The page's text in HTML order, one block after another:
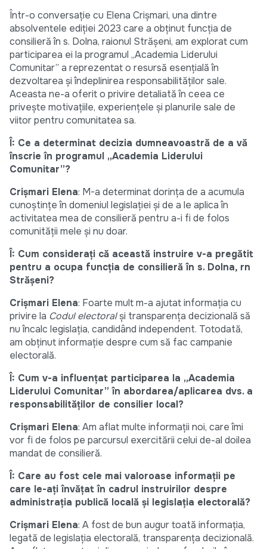
Într-o conversație cu Elena Crișmari, una dintre
absolventele ediției 2023 care a obținut funcția de
consilieră în s. Dolna, raionul Strășeni, am explorat cum
participarea ei la programul „Academia Liderului
Comunitar” a reprezentat o resursă esențială în
dezvoltarea și îndeplinirea responsabilităților sale.
Aceasta ne-a oferit o privire detaliată în ceea ce
privește motivațiile, experiențele și planurile sale de
viitor pentru comunitatea sa.
Î: Ce a determinat decizia dumneavoastră de a vă
înscrie în programul „Academia Liderului
Comunitar”?
Crișmari Elena: M-a determinat dorința de a acumula
cunoștințe în domeniul legislației și de a le aplica în
activitatea mea de consilieră pentru a-i fi de folos
comunității mele și nu doar.
Î: Cum considerați că această instruire v-a pregătit
pentru a ocupa funcția de consilieră în s. Dolna, rn
Strășeni?
Crișmari Elena: Foarte mult m-a ajutat informația cu
privire la Codul electoralși transparența decizională să
nu încalc legislația, candidând independent. Totodată,
am obținut informație despre cum să fac campanie
electorală.
Î: Cum v-a influențat participarea la „Academia
Liderului Comunitar” în abordarea/aplicarea dvs. a
responsabilităților de consilier local?
Crișmari Elena: Am aflat multe informații noi, care îmi
vor fi de folos pe parcursul exercitării celui de-al doilea
mandat de consilieră.
Î: Care au fost cele mai valoroase informații pe
care le-ați învățat în cadrul instruirilor despre
administrația publică locală și legislația electorală?
Crișmari Elena: A fost de bun augur toată informația,
legată de legislația electorală, transparența decizională.